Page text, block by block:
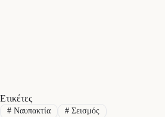
Ετικέτες
#Ναυπακτία #Σεισμός